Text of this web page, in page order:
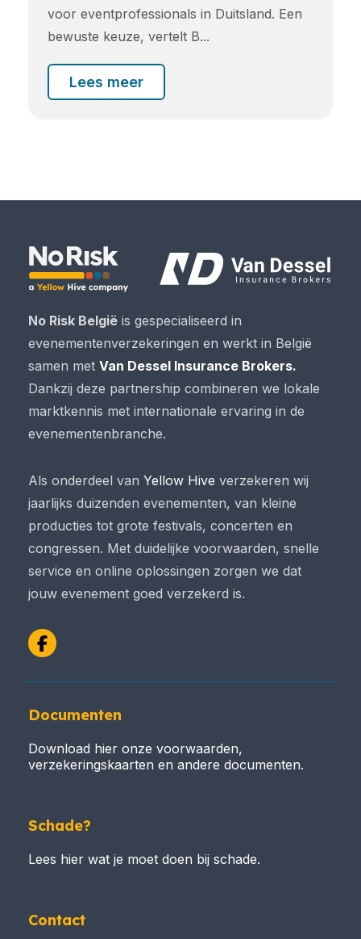
voor eventprofessionals in Duitsland. Een
bewuste keuze, vertelt B...
Lees meer
No Risk België is gespecialiseerd in
evenementenverzekeringen en werkt in België
samen met Van Dessel Insurance Brokers.
Dankzij deze partnership combineren we lokale
marktkennis met internationale ervaring in de
evenementenbranche.
Als onderdeel van Yellow Hive verzekeren wij
jaarlijks duizenden evenementen, van kleine
producties tot grote festivals, concerten en
congressen. Met duidelijke voorwaarden, snelle
service en online oplossingen zorgen we dat
jouw evenement goed verzekerd is.
Facebook
Documenten
Download hier onze voorwaarden,
verzekeringskaarten en andere documenten.
Schade?
Lees hier wat je moet doen bij schade.
Contact